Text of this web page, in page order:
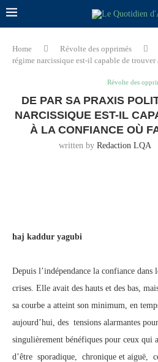
Home Révolte des opprimés
régime narcissique est-il capable de
Révolte des
DE PAR SA PRAXIS
NARCISSIQUE EST-IL
À LA CONFIANCE OÙ
written by Redaction LQA
haj kaddur yagubi
Depuis l’indépendance la confiance dans
crises. Elle avait des hauts et des bas,
sa courbe a atteint son minimum, en
aujourd’hui, des tensions alarmantes
singulièrement bénéfiques pour ceux qui
d’être sporadique, chronique et aiguë,